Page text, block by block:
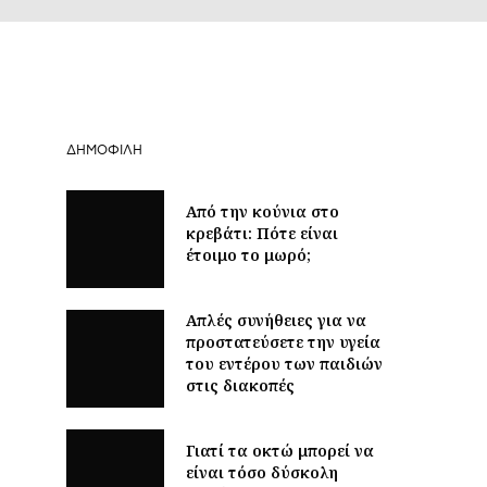
ΔΗΜΟΦΙΛΉ
Από την κούνια στο
κρεβάτι: Πότε είναι
έτοιμο το μωρό;
Απλές συνήθειες για να
προστατεύσετε την υγεία
του εντέρου των παιδιών
στις διακοπές
Γιατί τα οκτώ μπορεί να
είναι τόσο δύσκολη